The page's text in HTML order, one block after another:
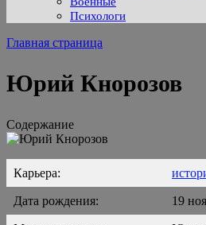
Психологи
Главная страница
Юрий Кнорозов
Содержание
Карьера:
Дата рождения: 19